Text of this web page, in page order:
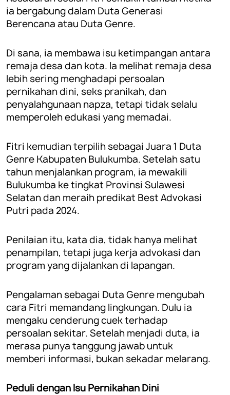
ia bergabung dalam Duta Generasi
Berencana atau Duta Genre.
Di sana, ia membawa isu ketimpangan antara
remaja desa dan kota. Ia melihat remaja desa
lebih sering menghadapi persoalan
pernikahan dini, seks pranikah, dan
penyalahgunaan napza, tetapi tidak selalu
memperoleh edukasi yang memadai.
Fitri kemudian terpilih sebagai Juara 1 Duta
Genre Kabupaten Bulukumba. Setelah satu
tahun menjalankan program, ia mewakili
Bulukumba ke tingkat Provinsi Sulawesi
Selatan dan meraih predikat Best Advokasi
Putri pada 2024.
Penilaian itu, kata dia, tidak hanya melihat
penampilan, tetapi juga kerja advokasi dan
program yang dijalankan di lapangan.
Pengalaman sebagai Duta Genre mengubah
cara Fitri memandang lingkungan. Dulu ia
mengaku cenderung cuek terhadap
persoalan sekitar. Setelah menjadi duta, ia
merasa punya tanggung jawab untuk
memberi informasi, bukan sekadar melarang.
Peduli dengan Isu Pernikahan Dini